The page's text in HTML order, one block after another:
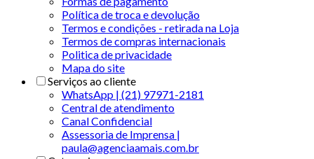
Política de troca e devolução
Termos e condições - retirada na Loja
Termos de compras internacionais
Politica de privacidade
Mapa do site
Serviços ao cliente
WhatsApp | (21) 97971-2181
Central de atendimento
Canal Confidencial
Assessoria de Imprensa |
paula@agenciaamais.com.br